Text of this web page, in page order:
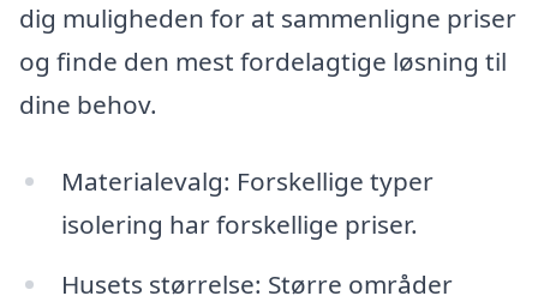
dig muligheden for at sammenligne priser
og finde den mest fordelagtige løsning til
dine behov.
Materialevalg: Forskellige typer
isolering har forskellige priser.
Husets størrelse: Større områder